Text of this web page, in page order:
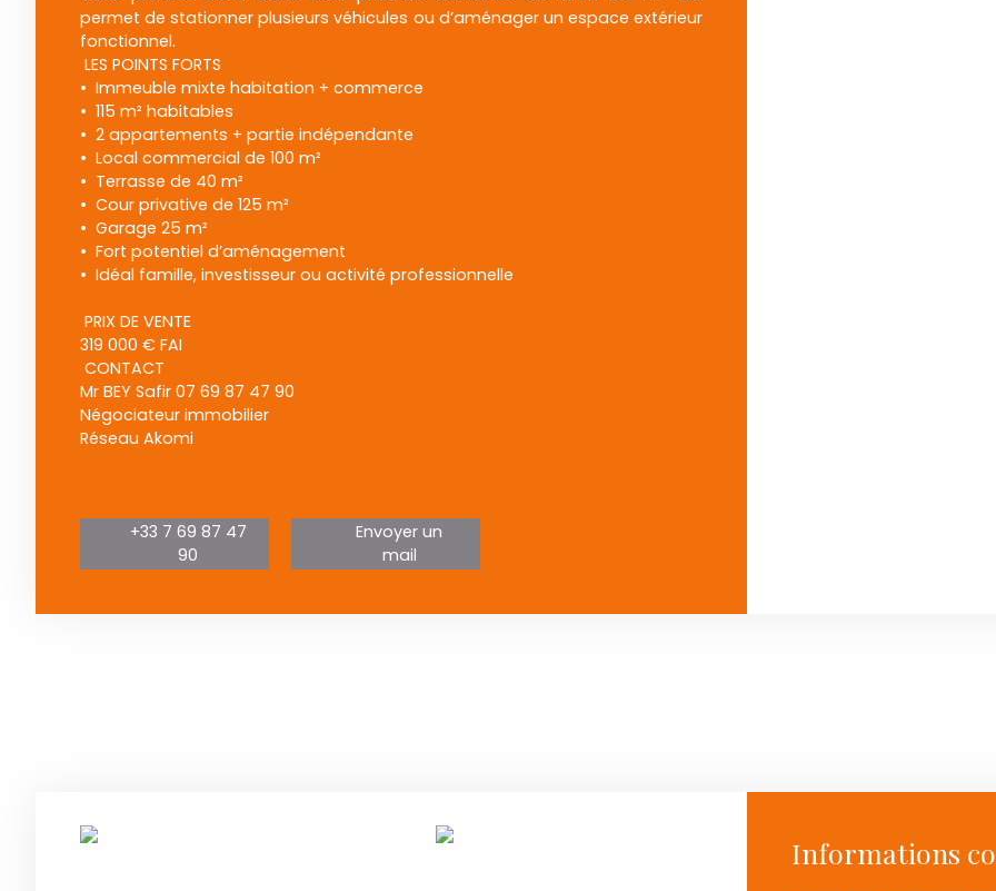
permet de stationner plusieurs véhicules ou d’aménager un espace extérieur
fonctionnel.
LES POINTS FORTS
Immeuble mixte habitation + commerce
115 m² habitables
2 appartements + partie indépendante
Local commercial de 100 m²
Terrasse de 40 m²
Cour privative de 125 m²
Garage 25 m²
Fort potentiel d’aménagement
Idéal famille, investisseur ou activité professionnelle
PRIX DE VENTE
319 000 € FAI
CONTACT
Mr BEY Safir 07 69 87 47 90
Négociateur immobilier
Réseau Akomi
+33 7 69 87 47
90
Envoyer un
mail
Informations